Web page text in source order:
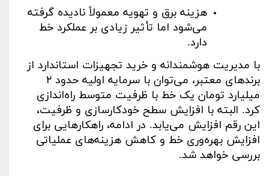
هزینه برق و تهویه معمولاً نادیده گرفته
می‌شود اما تأثیر زیادی بر عملکرد خط
دارد.
با مدیریت هوشمندانه و خرید تجهیزات استاندارد از
برندهای معتبر، می‌توان با سرمایه اولیه حدود ۲
میلیارد تومان یک خط با ظرفیت متوسط راه‌اندازی
کرد. البته با افزایش سطح خودکارسازی و ظرفیت،
این رقم افزایش می‌یابد. در ادامه، راهکارهایی برای
افزایش بهره‌وری خط و کاهش هزینه‌های عملیاتی
بررسی خواهد شد.